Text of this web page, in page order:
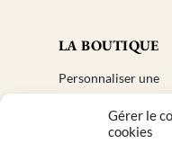
Gérer le
cookies
LA BOUTIQUE
Personnaliser une
Cadeaux invités